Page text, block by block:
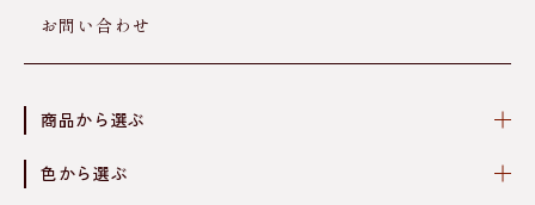
お問い合わせ
商品から選ぶ
色から選ぶ